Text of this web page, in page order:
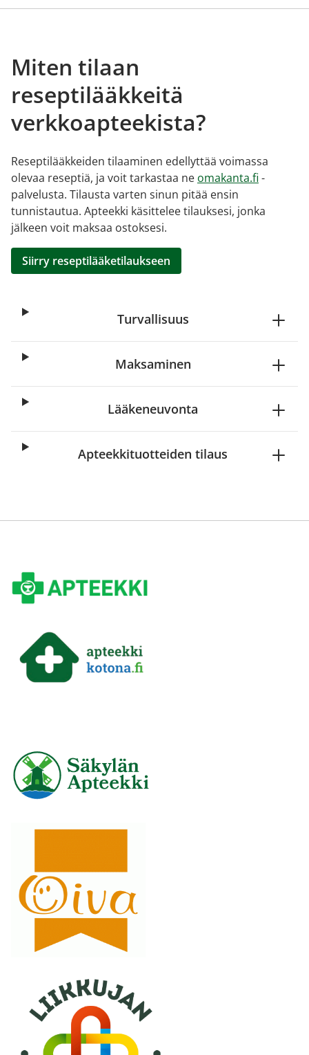
Miten tilaan
reseptilääkkeitä
verkkoapteekista?
Reseptilääkkeiden tilaaminen edellyttää voimassa
olevaa reseptiä, ja voit tarkastaa ne omakanta.fi -
palvelusta. Tilausta varten sinun pitää ensin
tunnistautua. Apteekki käsittelee tilauksesi, jonka
jälkeen voit maksaa ostoksesi.
Siirry reseptilääketilaukseen
Turvallisuus
Maksaminen
Lääkeneuvonta
Apteekkituotteiden tilaus